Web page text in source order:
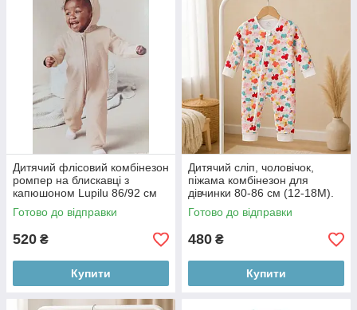
Дитячий флісовий комбінезон
ромпер на блискавці з
капюшоном Lupilu 86/92 см
(12-24М)
Готово до відправки
520 ₴
Купити
Дитячий сліп, чоловічок,
піжама комбінезон для
дівчинки 80-86 см (12-18M).
Готово до відправки
480 ₴
Купити